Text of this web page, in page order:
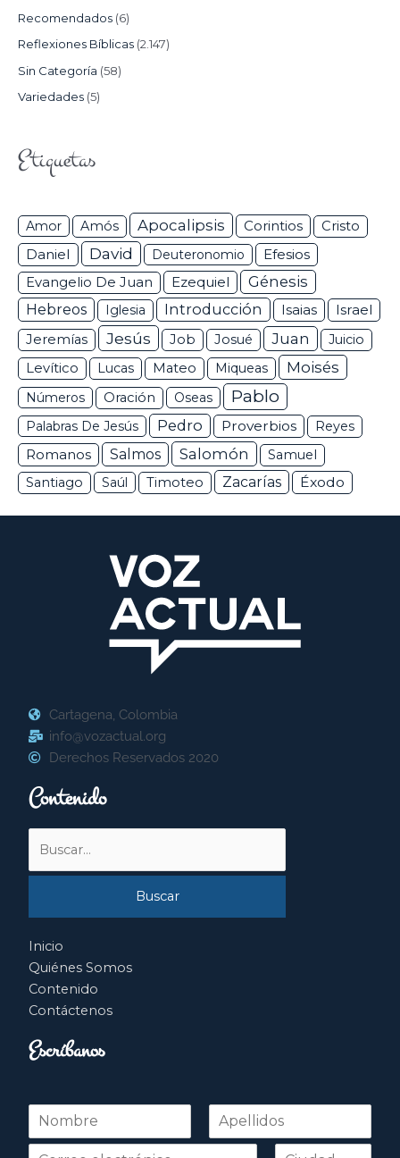
Recomendados (6)
Reflexiones Bíblicas (2.147)
Sin Categoría (58)
Variedades (5)
Etiquetas
Amor Amós Apocalipsis Corintios Cristo
Daniel David Deuteronomio Efesios
Evangelio De Juan Ezequiel
Génesis
Hebreos
Iglesia Introducción Isaias Israel
Jeremías Jesús Job Josué Juan
Juicio
Levítico
Lucas Mateo Miqueas Moisés
Números Oración Oseas Pablo
Palabras De Jesús Pedro Proverbios Reyes
Romanos Salmos Salomón
Samuel
Santiago
Saúl Timoteo Zacarías Éxodo
Cartagena, Colombia
info@vozactual.org
Derechos Reservados 2020
Contenido
por:
Inicio
Quiénes Somos
Contenido
Contáctenos
Escríbanos
N
m
Nombre Apellidos